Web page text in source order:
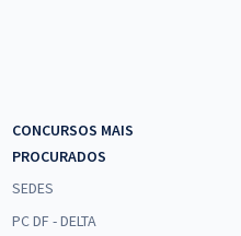
CONCURSOS MAIS
PROCURADOS
SEDES
PC DF - DELTA